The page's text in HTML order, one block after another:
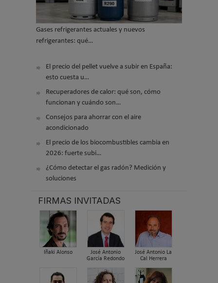
Gases refrigerantes actuales y nuevos
refrigerantes: qué…
El precio del pellet vuelve a subir en España:
esto cuesta u…
Recuperadores de calor: qué son, cómo
funcionan y cuándo son…
Consejos para ahorrar con el aire
acondicionado
El precio de los biocombustibles cambia en
2026: fuerte subi…
¿Cómo detectar el gas radón? Medición y
soluciones
FIRMAS INVITADAS
Iñaki Alonso
José Antonio
García Redondo
José Antonio La
Cal Herrera